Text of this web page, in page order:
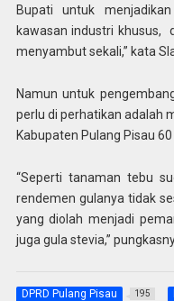
Bupati untuk
kawasan industri khusus,
menyambut sekali,” kata
Namun untuk
perlu di perhatikan adalah
Kabupaten Pulang Pisau
“Seperti tanaman tebu
rendemen gulanya tidak
yang diolah menjadi
juga gula stevia,”
DPRD Pulang Pisau 195